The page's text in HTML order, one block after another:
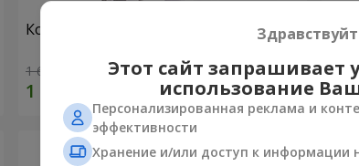
Композиция "Сладкая нежность"
1 666 грн Заказать 3
Этот сайт запрашивает
использование
Персонализированная реклама и
эффективности
Хранение и/или доступ к информации